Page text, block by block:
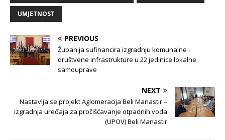
UMJETNOST
PREVIOUS
Županija sufinancira izgradnju komunalne i
društvene infrastrukture u 22 jedinice lokalne
samouprave
NEXT
Nastavlja se projekt Aglomeracija Beli Manastir –
izgradnja uređaja za pročišćavanje otpadnih voda
(UPOV) Beli Manastir